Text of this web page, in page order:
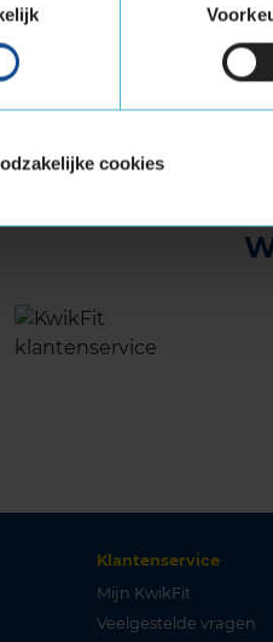
cookies
Klantenservice
Mijn KwikFit
Veelgestelde vragen